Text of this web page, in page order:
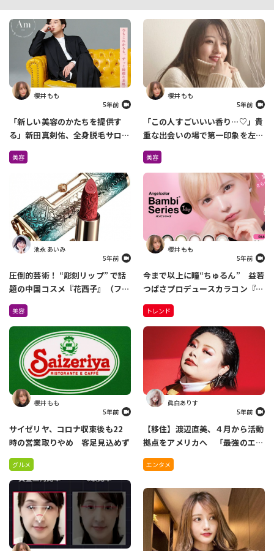
櫻井 もも
5年前
「新しい美容のかたちを提供す
る」新田真剣佑、全身脱毛サロン
を4月に2店舗オープン
美容
櫻井 もも
5年前
「この人すごいいい香り…♡」貴
重な出会いの場で第一印象を左右
しているのは『香り』だった
美容
池永 あいみ
5年前
圧倒的芸術！ “彫刻リップ” で話
題の中国コスメ『花西子』（ファ
ーシーズ）が日本上陸！
Amazonで先行販売中
美容
櫻井 もも
5年前
今まで以上に瞳“ちゅるん” 益若
つばさプロデュースカラコン『バ
ンビシリーズ』がリニューアル
トレンド
櫻井 もも
5年前
サイゼリヤ、コロナ収束後も22
時の営業取りやめ 客足見込めず
グルメ
眞白ありす
5年前
【移住】渡辺直美、４月から活動
拠点をアメリカへ 「最強のエン
ターテイナーになれるように」
エンタメ